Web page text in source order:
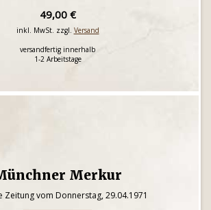
49,00 €
inkl. MwSt. zzgl. Versand
versandfertig innerhalb
1-2 Arbeitstage
Merkur
Zeitung vom Donnerstag, 29.04.1971